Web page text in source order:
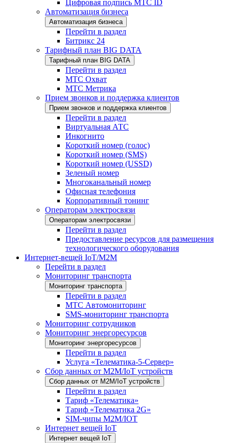
Цифровая подпись МТС ID
Автоматизация бизнеса
Автоматизация бизнеса
Перейти в раздел
Битрикс 24
Тарифный план BIG DATA
Тарифный план BIG DATA
Перейти в раздел
МТС Охват
МТС Метрика
Прием звонков и поддержка клиентов
Прием звонков и поддержка клиентов
Перейти в раздел
Виртуальная АТС
Инкогнито
Короткий номер (голос)
Короткий номер (SMS)
Короткий номер (USSD)
Зеленый номер
Многоканальный номер
Офисная телефония
Корпоративный тонинг
Операторам электросвязи
Операторам электросвязи
Перейти в раздел
Предоставление ресурсов для размещения
технологического оборудования
Интернет-вещей IoT/M2M
Перейти в раздел
Мониторинг транспорта
Мониторинг транспорта
Перейти в раздел
МТС Автомониторинг
SMS-мониторинг транспорта
Мониторинг сотрудников
Мониторинг энергоресурсов
Мониторинг энергоресурсов
Перейти в раздел
Услуга «Телематика-5-Сервер»
Сбор данных от М2М/IoT устройств
Сбор данных от М2М/IoT устройств
Перейти в раздел
Тариф «Телематика»
Тариф «Телематика 2G»
SIM-чипы М2М/IOT
Интернет вещей IoT
Интернет вещей IoT